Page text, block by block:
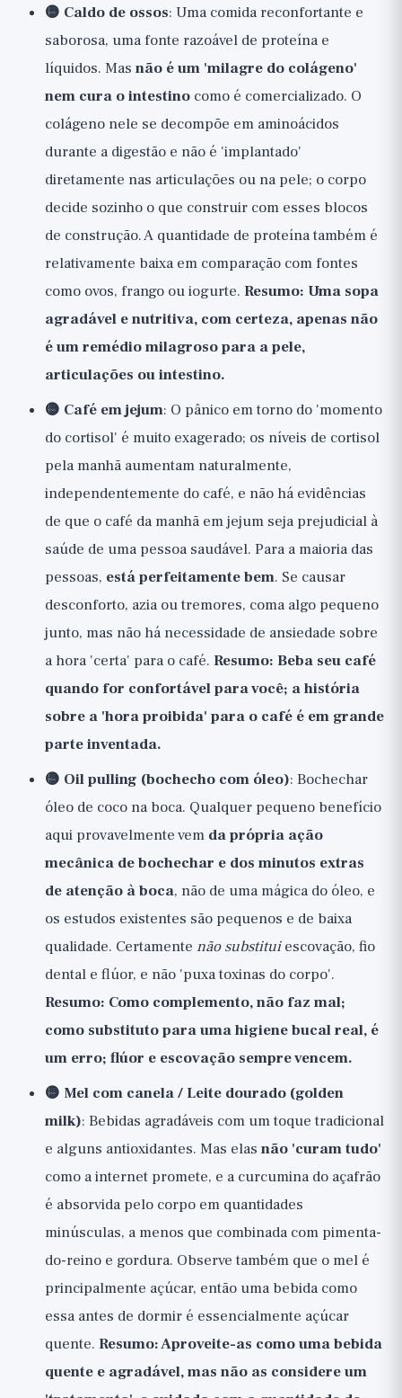
🟡 Caldo de ossos: Uma comida reconfortante e
saborosa, uma fonte razoável de proteína e
líquidos. Mas não é um 'milagre do colágeno'
nem cura o intestino como é comercializado. O
colágeno nele se decompõe em aminoácidos
durante a digestão e não é 'implantado'
diretamente nas articulações ou na pele; o corpo
decide sozinho o que construir com esses blocos
de construção. A quantidade de proteína também é
relativamente baixa em comparação com fontes
como ovos, frango ou iogurte. Resumo: Uma sopa
agradável e nutritiva, com certeza, apenas não
é um remédio milagroso para a pele,
articulações ou intestino.
🟡 Café em jejum: O pânico em torno do 'momento
do cortisol' é muito exagerado; os níveis de cortisol
pela manhã aumentam naturalmente,
independentemente do café, e não há evidências
de que o café da manhã em jejum seja prejudicial à
saúde de uma pessoa saudável. Para a maioria das
pessoas, está perfeitamente bem. Se causar
desconforto, azia ou tremores, coma algo pequeno
junto, mas não há necessidade de ansiedade sobre
a hora 'certa' para o café. Resumo: Beba seu café
quando for confortável para você; a história
sobre a 'hora proibida' para o café é em grande
parte inventada.
🟡 Oil pulling (bochecho com óleo): Bochechar
óleo de coco na boca. Qualquer pequeno benefício
aqui provavelmente vem da própria ação
mecânica de bochechar e dos minutos extras
de atenção à boca, não de uma mágica do óleo, e
os estudos existentes são pequenos e de baixa
qualidade. Certamente não substituiescovação, fio
dental e flúor, e não 'puxa toxinas do corpo'.
Resumo: Como complemento, não faz mal;
como substituto para uma higiene bucal real, é
um erro; flúor e escovação sempre vencem.
🟡 Mel com canela / Leite dourado (golden
milk): Bebidas agradáveis com um toque tradicional
e alguns antioxidantes. Mas elas não 'curam tudo'
como a internet promete, e a curcumina do açafrão
é absorvida pelo corpo em quantidades
minúsculas, a menos que combinada com pimenta-
do-reino e gordura. Observe também que o mel é
principalmente açúcar, então uma bebida como
essa antes de dormir é essencialmente açúcar
quente. Resumo: Aproveite-as como uma bebida
quente e agradável, mas não as considere um